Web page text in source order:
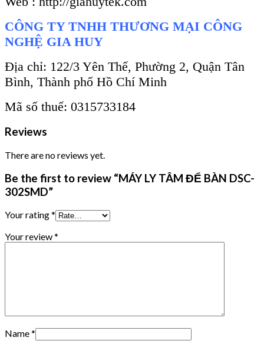
CÔNG TY TNHH THƯƠNG MẠI CÔNG
NGHỆ GIA HUY
Địa chỉ: 122/3 Yên Thế, Phường 2, Quận Tân
Bình, Thành phố Hồ Chí Minh
Mã số thuế: 0315733184
Reviews
There are no reviews yet.
Be the first to review “MÁY LY TÂM ĐỂ BÀN DSC-
302SMD”
Your rating*
Your review*
Name*